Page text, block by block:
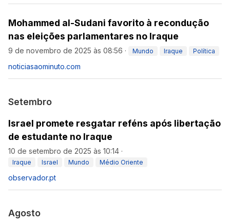
Mohammed al-Sudani favorito à recondução
nas eleições parlamentares no Iraque
9 de novembro de 2025 às 08:56 · Mundo Iraque Política
noticiasaominuto.com
Setembro
Israel promete resgatar reféns após libertação
de estudante no Iraque
10 de setembro de 2025 às 10:14 ·
Iraque Israel Mundo Médio Oriente
observador.pt
Agosto